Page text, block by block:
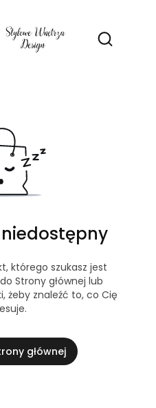
Otwórz
którego szukasz jest
Strony głównej lub
żeby znaleźć to, co Cię
głównej